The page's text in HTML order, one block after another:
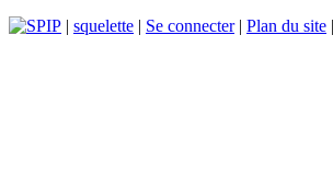
| squelette | Se connecter| Plan du site |